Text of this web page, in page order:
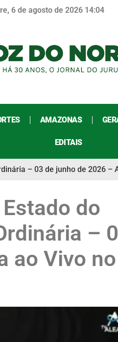
6 de agosto de 2026 14:04
AMAZONAS
EDITAIS
– 03 de junho de 2026 –
do
–
ao Vivo no